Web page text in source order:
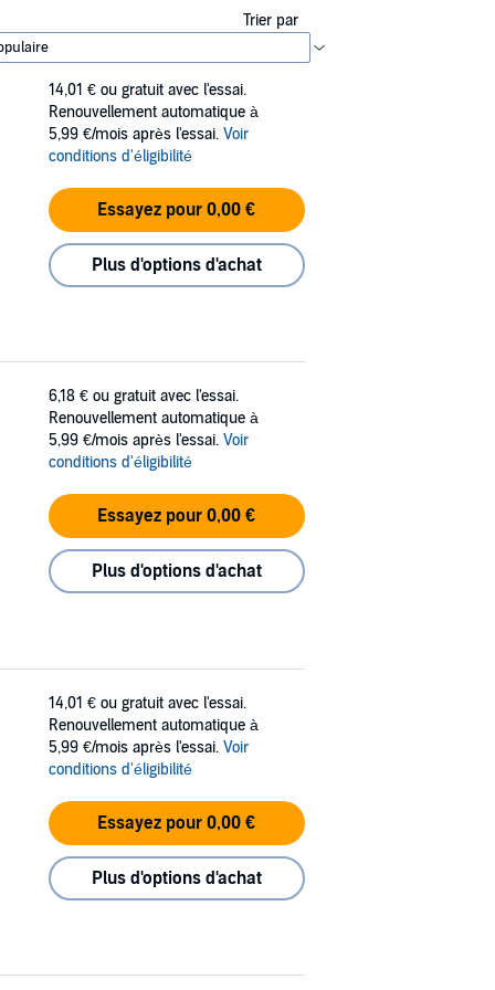
Trier par
14,01 € ou gratuit avec l'essai.
Renouvellement automatique à
5,99 €/mois après l'essai. Voir
conditions d'éligibilité
Essayez pour 0,00 €
Plus d'options d'achat
6,18 € ou gratuit avec l'essai.
Renouvellement automatique à
5,99 €/mois après l'essai. Voir
conditions d'éligibilité
Essayez pour 0,00 €
Plus d'options d'achat
14,01 € ou gratuit avec l'essai.
Renouvellement automatique à
5,99 €/mois après l'essai. Voir
conditions d'éligibilité
Essayez pour 0,00 €
Plus d'options d'achat